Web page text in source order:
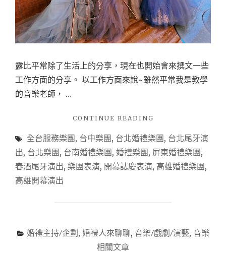
與
點
播
｜
的
音
露比平常除了生活上的分享，現在也開始會來撰文一些
工作方面的分享。 以工作方面來說~雖然平常我是教學
的音樂老師， …
CONTINUE READING
表
演】
炫
靚，
世
全台服務樂團, 台中樂團, 台北婚禮樂團, 台北尾牙演
出, 台北樂團, 台南婚禮樂團, 婚禮樂團, 屏東婚禮樂團,
春酒尾牙演出, 樂團表演, 開幕誌慶表演, 高雄婚禮樂團,
高雄開幕演出
婚禮主持/企劃, 婚禮人來聊聊, 音樂/戲劇/演藝, 音樂
相關文章